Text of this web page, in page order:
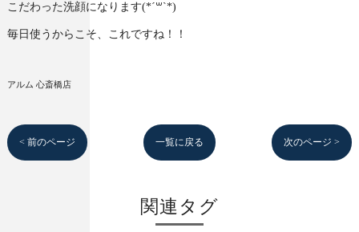
こだわった洗顔になります(*´꒳`*)
毎日使うからこそ、これですね！！
アルム 心斎橋店
< 前のページ 一覧に戻る 次のページ >
関連タグ